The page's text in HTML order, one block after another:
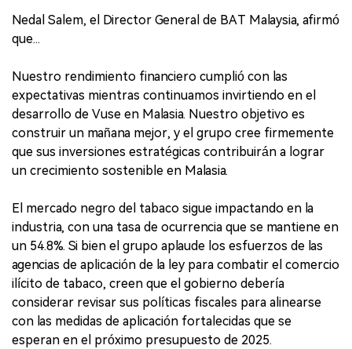
Nedal Salem, el Director General de BAT Malaysia, afirmó
que...
Nuestro rendimiento financiero cumplió con las
expectativas mientras continuamos invirtiendo en el
desarrollo de Vuse en Malasia. Nuestro objetivo es
construir un mañana mejor, y el grupo cree firmemente
que sus inversiones estratégicas contribuirán a lograr
un crecimiento sostenible en Malasia.
El mercado negro del tabaco sigue impactando en la
industria, con una tasa de ocurrencia que se mantiene en
un 54.8%. Si bien el grupo aplaude los esfuerzos de las
agencias de aplicación de la ley para combatir el comercio
ilícito de tabaco, creen que el gobierno debería
considerar revisar sus políticas fiscales para alinearse
con las medidas de aplicación fortalecidas que se
esperan en el próximo presupuesto de 2025.